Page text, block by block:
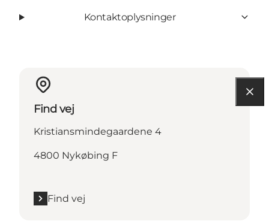
Kontaktoplysninger
Find vej
Kristiansmindegaardene 4
4800 Nykøbing F
Find vej